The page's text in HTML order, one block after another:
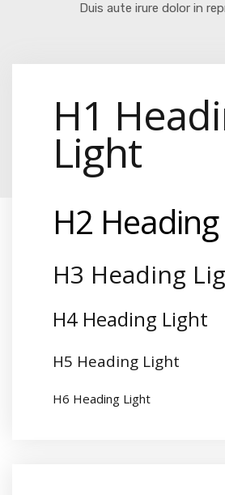
Duis aute irure dolor in
H1
Light
H2
H3 Heading
H4 Heading Light
H5 Heading Light
H6 Heading Light